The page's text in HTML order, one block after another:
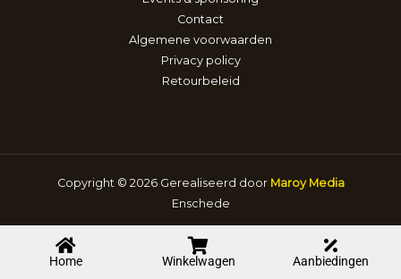
Home Winkelwagen Aanbiedingen
Contact
Algemene voorwaarden
Privacy policy
Retourbeleid
Copyright © 2026 Gerealiseerd door Maroy Media
Enschede